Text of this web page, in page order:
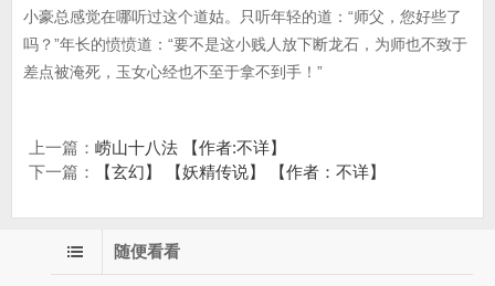
小豪总感觉在哪听过这个道姑。只听年轻的道：“师父，您好些了
吗？”年长的愤愤道：“要不是这小贱人放下断龙石，为师也不致于
差点被淹死，玉女心经也不至于拿不到手！”
上一篇： 崂山十八法 【作者:不详】
下一篇：
【玄幻】 【妖精传说】 【作者：不详】
随便看看